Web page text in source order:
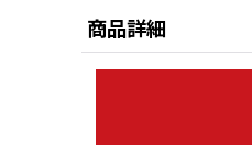
商品詳細